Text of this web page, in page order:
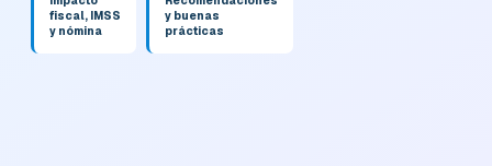
fiscal, IMSS
y nómina
y buenas
prácticas